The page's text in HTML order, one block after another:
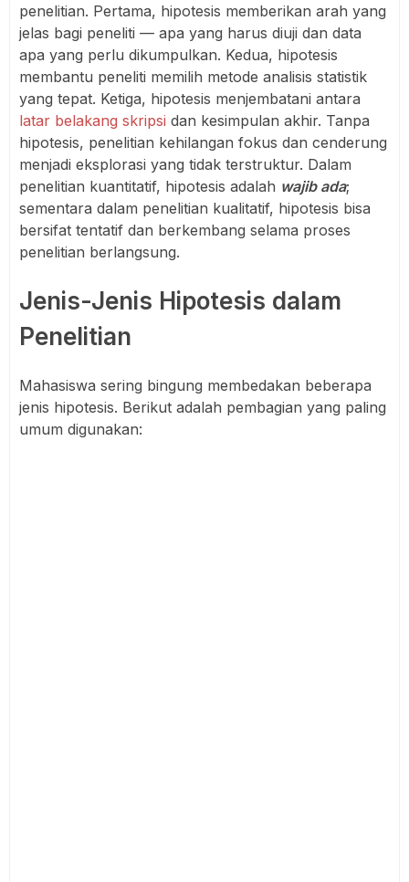
penelitian. Pertama, hipotesis memberikan arah yang
jelas bagi peneliti — apa yang harus diuji dan data
apa yang perlu dikumpulkan. Kedua, hipotesis
membantu peneliti memilih metode analisis statistik
yang tepat. Ketiga, hipotesis menjembatani antara
latar belakang skripsi dan kesimpulan akhir. Tanpa
hipotesis, penelitian kehilangan fokus dan cenderung
menjadi eksplorasi yang tidak terstruktur. Dalam
penelitian kuantitatif, hipotesis adalah wajib ada;
sementara dalam penelitian kualitatif, hipotesis bisa
bersifat tentatif dan berkembang selama proses
penelitian berlangsung.
Jenis-Jenis Hipotesis dalam
Penelitian
Mahasiswa sering bingung membedakan beberapa
jenis hipotesis. Berikut adalah pembagian yang paling
umum digunakan: